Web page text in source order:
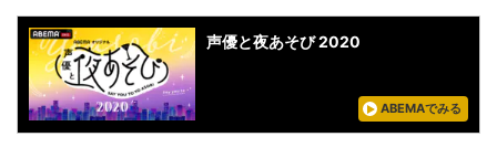
声優と夜あそび 2020
ABEMAでみる